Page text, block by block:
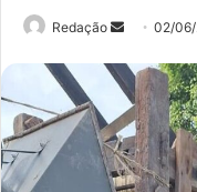
Redação
Mande
e-
mail
02/